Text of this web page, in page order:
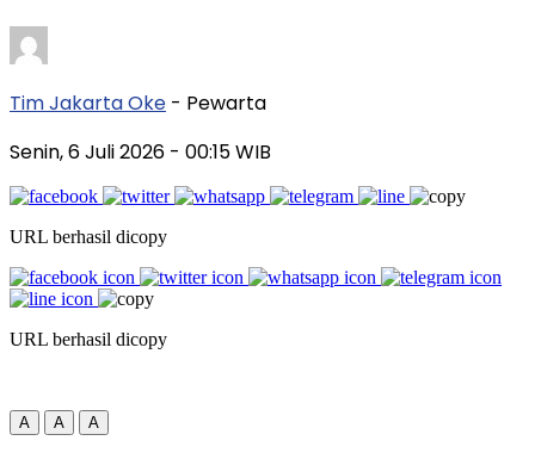
Tim Jakarta Oke - Pewarta
Senin, 6 Juli 2026 - 00:15 WIB
URL berhasil dicopy
URL berhasil dicopy
A A A